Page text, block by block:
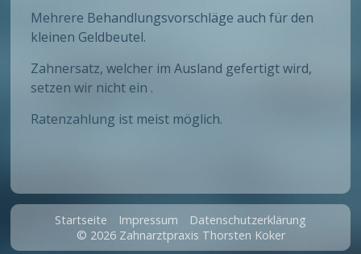
Mehrere Behandlungsvorschläge auch für den
kleinen Geldbeutel.
Zahnersatz, welcher im Ausland gefertigt wird,
setzen wir nicht ein .
Ratenzahlung ist meist möglich.
Startseite Impressum
Datenschutzerklärung
© 2026 Zahnarztpraxis Thorsten Koker